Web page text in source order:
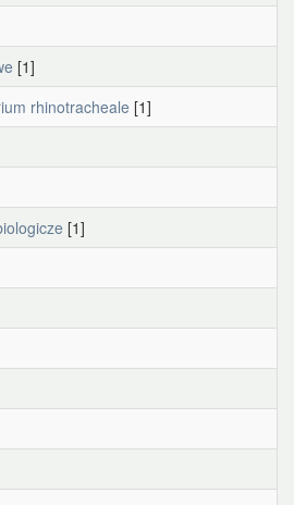
[1]
rhinotracheale [1]
[1]